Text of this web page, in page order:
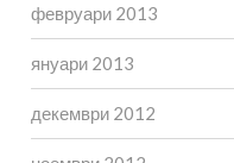
февруари 2013
януари 2013
декември 2012